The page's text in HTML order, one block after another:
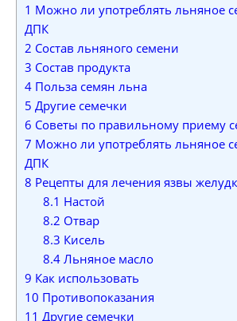
1 Можно ли употреблять льняное
ДПК
2 Состав льняного семени
3 Состав продукта
4 Польза семян льна
5 Другие семечки
6 Советы по правильному приему
7 Можно ли употреблять льняное
ДПК
8 Рецепты для лечения язвы
8.1 Настой
8.2 Отвар
8.3 Кисель
8.4Льняное масло
9 Как использовать
10 Противопоказания
11 Другие семечки